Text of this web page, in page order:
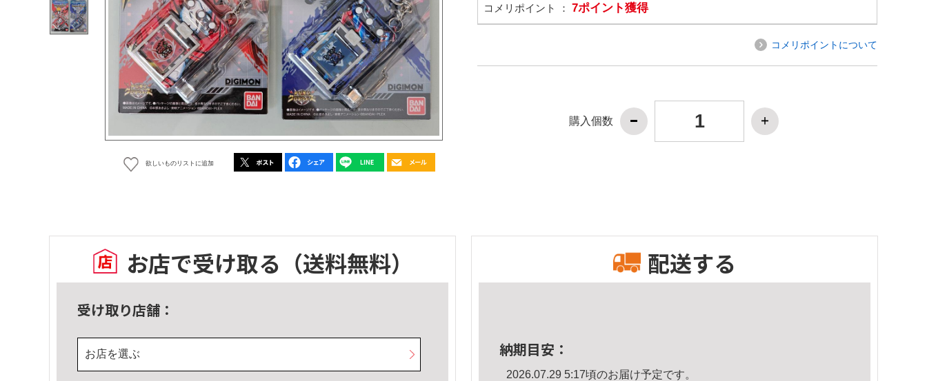
欲しいものリストに追加
コメリポイント ： 7ポイント獲得
コメリポイントについて
購入個数
お店で受け取る （送料無料）
受け取り店舗：
お店を選ぶ
配送する
納期目安：
2026.07.29 5:17頃のお届け予定です。